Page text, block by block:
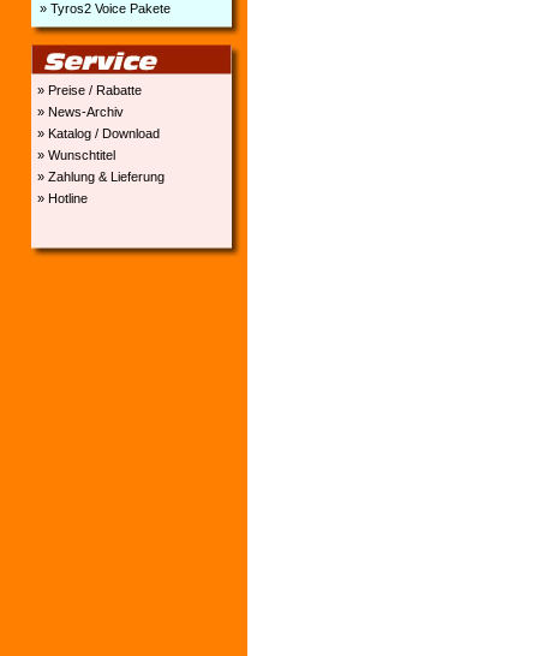
» Tyros2 Voice Pakete
» Preise / Rabatte
» News-Archiv
» Katalog / Download
» Wunschtitel
» Zahlung & Lieferung
» Hotline